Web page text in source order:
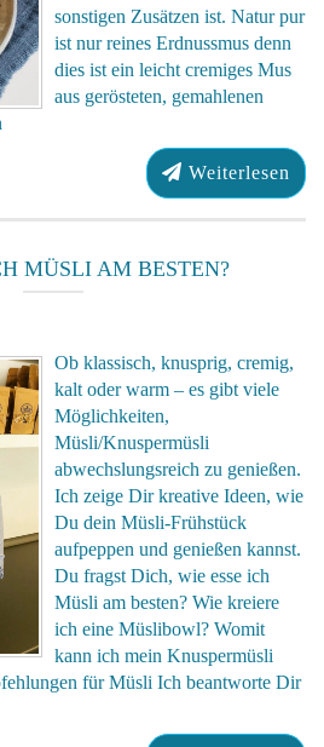
sonstigen Zusätzen ist. Natur pur
ist nur reines Erdnussmus denn
dies ist ein leicht cremiges Mus
aus gerösteten, gemahlenen
Weiterlesen
MÜSLI AM BESTEN?
Ob klassisch, knusprig, cremig,
kalt oder warm – es gibt viele
Möglichkeiten,
Müsli/Knuspermüsli
abwechslungsreich zu genießen.
Ich zeige Dir kreative Ideen, wie
Du dein Müsli-Frühstück
aufpeppen und genießen kannst.
Du fragst Dich, wie esse ich
Müsli am besten? Wie kreiere
ich eine Müslibowl? Womit
kann ich mein Knuspermüsli
für Müsli Ich beantworte Dir